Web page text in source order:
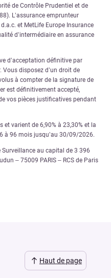
de Contrôle Prudentiel et de
L’assurance emprunteur
et MetLife Europe Insurance
d’intermédiaire en assurance
d’acceptation définitive par
Vous disposez d’un droit de
à compter de la signature de
est définitivement accepté,
vos pièces justificatives pendant
et varient de 6,90% à 23,30% et la
à 96 mois jusqu’au 30/09/2026.
Surveillance au capital de 3 396
– 75009 PARIS – RCS de Paris
Haut de page